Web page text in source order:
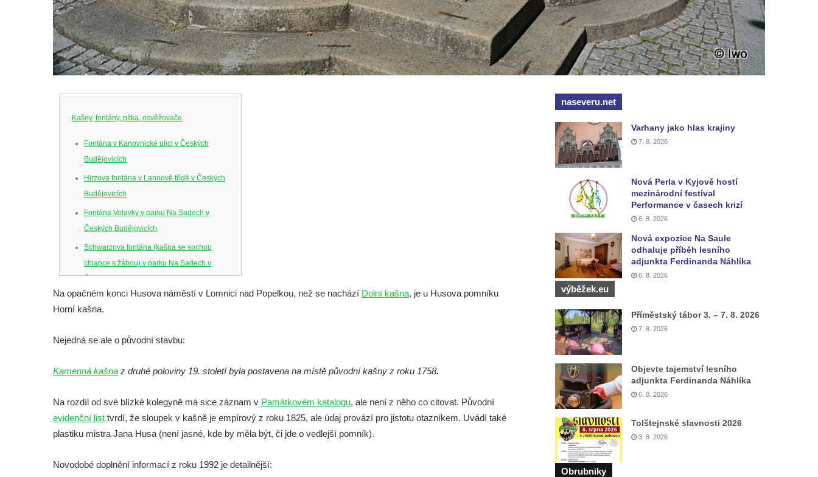
Kašny, fontány, pítka, osvěžovače
Fontána v Kanovnické ulici v Českých
Budějovicích
Hirzova fontána v Lannově třídě v Českých
Budějovicích
Fontána Volavky v parku Na Sadech v
Českých Budějovicích
Schwarzova fontána (kašna se sochou
chlapce s žábou) v parku Na Sadech v
Českých Budějovicích
Kašna v parku Na Sadech u Pražské třídy v
Českých Budějovicích
Otakara II. v Českých Budějovicích
Kašna na náměstí J. V. Kamarýta ve
Kašna na nádvoří za vstupem v ZOO
Leipzig
Kašna se sousoším medvíďat v ZOO
Kamenná kašna na styku tří CHKO v České
Na opačném konci Husova náměstí v Lomnici nad Popelkou, než se nachází Dolní kašna, je u Husova pomníku
Horní kašna.
Nejedná se ale o původní stavbu:
Kamenná kašna z druhé poloviny 19. století byla postavena na místě původní kašny z roku 1758.
Na rozdíl od své blízké kolegyně má sice záznam v Památkovém katalogu, ale není z něho co citovat. Původní
evidenční list tvrdí, že sloupek v kašně je empírový z roku 1825, ale údaj provází pro jistotu otazníkem. Uvádí také
plastiku mistra Jana Husa (není jasné, kde by měla být, či jde o vedlejší pomník).
Novodobé doplnění informací z roku 1992 je detailnější:
naseveru.net
Varhany jako hlas krajiny
7. 8. 2026
Nová Perla v Kyjově hostí
mezinárodní festival
Performance v časech krizí
6. 8. 2026
Nová expozice Na Saule
odhaluje příběh lesního
adjunkta Ferdinanda Náhlíka
6. 8. 2026
výběžek.eu
Příměstský tábor 3. – 7. 8. 2026
7. 8. 2026
Objevte tajemství lesního
adjunkta Ferdinanda Náhlíka
6. 8. 2026
Tolštejnské slavnosti 2026
3. 8. 2026
Obrubniky